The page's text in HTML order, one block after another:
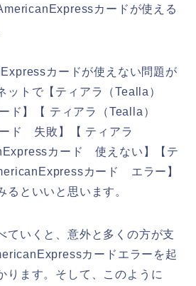
カードが使える
カードが使えない問題が
ットで【ティアラ（Tealla）
ド】【 ティアラ（Tealla）
ド 失敗】【 ティアラ
カード 使えない】【テ
カード エラー】
るといいと思います。
ていくと、意外と多くの方が支
カードエラーを起
ります。そして、このように